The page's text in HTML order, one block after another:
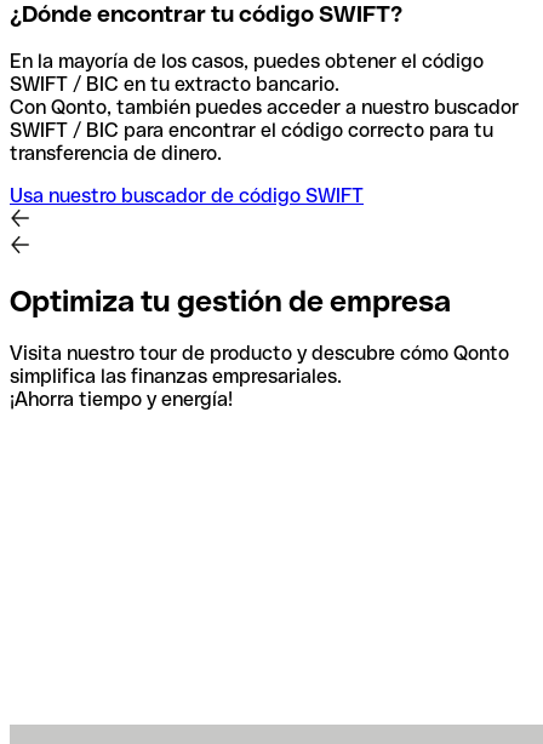
¿Dónde encontrar tu código SWIFT?
En la mayoría de los casos, puedes obtener el código
SWIFT / BIC en tu extracto bancario.
Con Qonto, también puedes acceder a nuestro buscador
SWIFT / BIC para encontrar el código correcto para tu
transferencia de dinero.
Usa nuestro buscador de código SWIFT
Optimiza tu gestión de empresa
Visita nuestro tour de producto y descubre cómo Qonto
simplifica las finanzas empresariales.
¡Ahorra tiempo y energía!